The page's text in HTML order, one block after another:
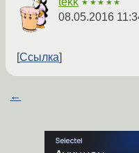
★★★★★
08.05.2016
Ссылка
←